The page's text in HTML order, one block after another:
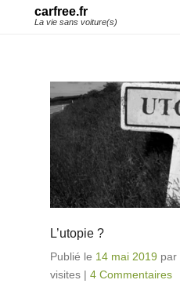
carfree.fr
La vie sans voiture(s)
L’utopie ?
Publié le 14 mai 2019 par
visites | 4 Commentaires